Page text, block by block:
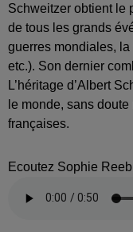
Schweitzer obtient le
de tous les grands
guerres mondiales, la
etc.). Son dernier
L’héritage d’Albert
le monde, sans
françaises.
Ecoutez Sophie